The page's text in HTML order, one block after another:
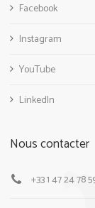
Facebook
Instagram
YouTube
LinkedIn
Nous contacter
+33 1 47 24 78